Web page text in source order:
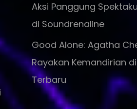
Aksi Panggung
di Soundrenaline
Good Alone: Agatha
Rayakan Kemandirian
Terbaru